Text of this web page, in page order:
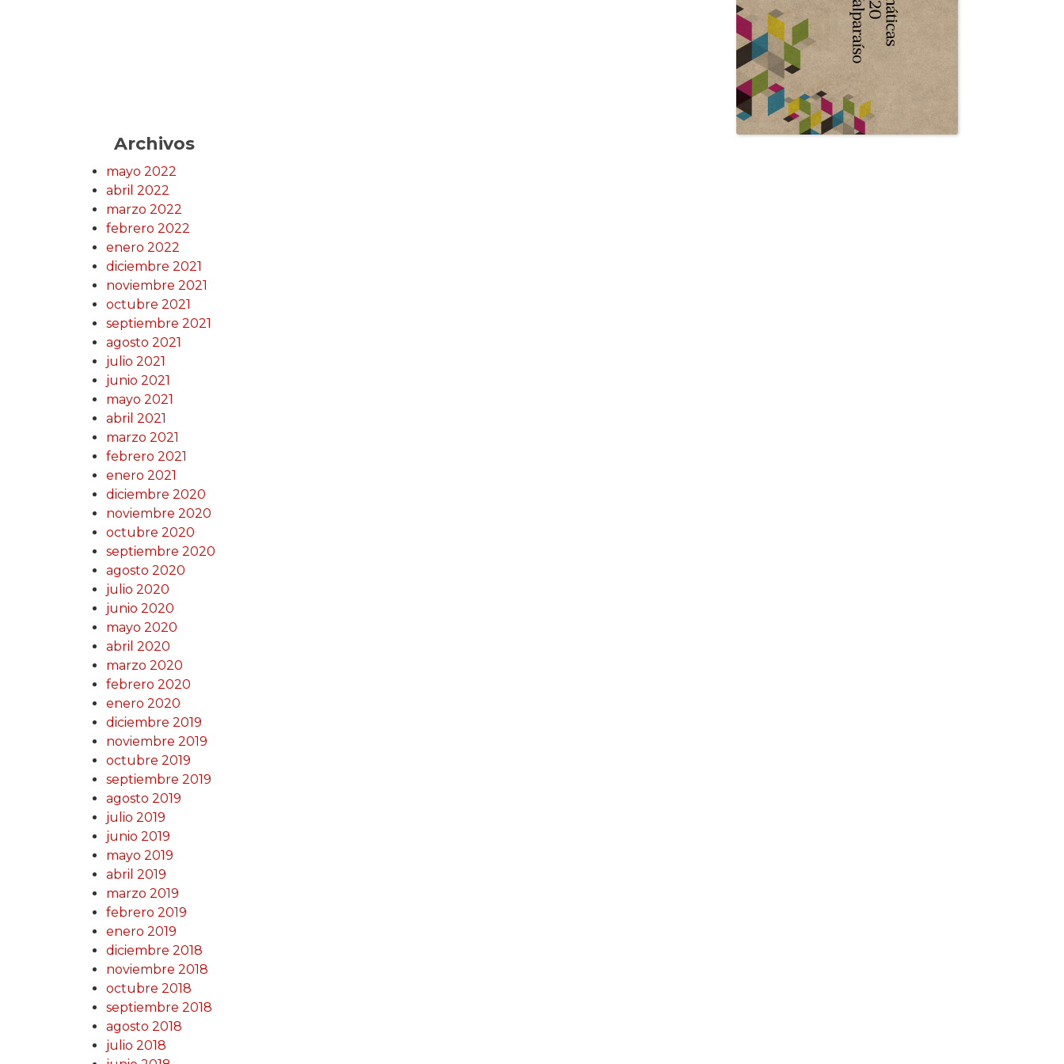
Archivos
mayo 2022
abril 2022
marzo 2022
febrero 2022
enero 2022
diciembre 2021
noviembre 2021
octubre 2021
septiembre 2021
agosto 2021
julio 2021
junio 2021
mayo 2021
abril 2021
marzo 2021
febrero 2021
enero 2021
diciembre 2020
noviembre 2020
octubre 2020
septiembre 2020
agosto 2020
julio 2020
junio 2020
mayo 2020
abril 2020
marzo 2020
febrero 2020
enero 2020
diciembre 2019
noviembre 2019
octubre 2019
septiembre 2019
agosto 2019
julio 2019
junio 2019
mayo 2019
abril 2019
marzo 2019
febrero 2019
enero 2019
diciembre 2018
noviembre 2018
octubre 2018
septiembre 2018
agosto 2018
julio 2018